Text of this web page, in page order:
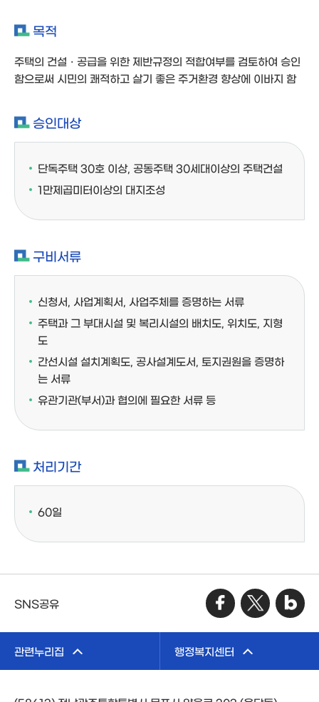
목적
주택의 건설ㆍ공급을 위한 제반규정의 적합여부를 검토하여 승인
함으로써 시민의 쾌적하고 살기 좋은 주거환경 향상에 이바지 함
승인대상
단독주택 30호 이상, 공동주택 30세대이상의 주택건설
1만제곱미터이상의 대지조성
구비서류
신청서, 사업계획서, 사업주체를 증명하는 서류
주택과 그 부대시설 및 복리시설의 배치도, 위치도, 지형
도
간선시설 설치계획도, 공사설계도서, 토지권원을 증명하
는 서류
유관기관(부서)과 협의에 필요한 서류 등
처리기간
60일
SNS공유
관련누리집 행정복지센터